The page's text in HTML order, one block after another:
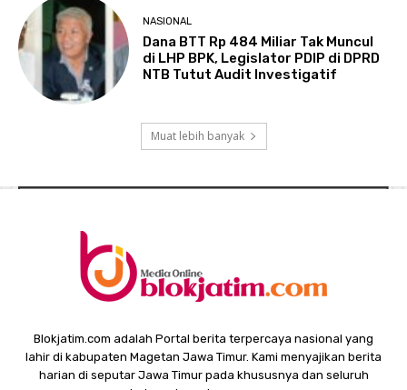
NASIONAL
Dana BTT Rp 484 Miliar Tak Muncul
di LHP BPK, Legislator PDIP di DPRD
NTB Tutut Audit Investigatif
Muat lebih banyak
Blokjatim.com adalah Portal berita terpercaya nasional yang
lahir di kabupaten Magetan Jawa Timur. Kami menyajikan berita
harian di seputar Jawa Timur pada khususnya dan seluruh